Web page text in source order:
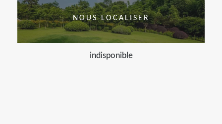
NOUS LOCALISER
indisponible